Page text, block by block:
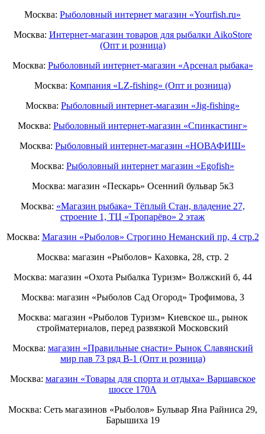
Москва: Рыболовный интернет магазин «Yourfish.ru»
Москва: Интернет-магазин товаров для рыбалки AikoStore
(Опт и розница)
Москва: Рыболовный интернет-магазин «Арсенал рыбака»
Москва: Компания «LZ-fishing» (Опт и розница)
Москва: Рыболовный интернет-магазин «Jig-fishing»
Москва: Рыболовный интернет-магазин «Спинкастинг»
Москва: Рыболовный интернет-магазин «НОВАФИШ»
Москва: Рыболовный интернет магазин «Egofish»
Москва: магазин «Пескарь» Осенний бульвар 5к3
Москва: «Магазин рыбака» Тёплый Стан, владение 27,
строение 1, ТЦ «Тропарёво» 2 этаж
Москва: Магазин «Рыболов» Строгино Неманский пр, 4 стр.2
Москва: магазин «Рыболов» Каховка, 28, стр. 2
Москва: магазин «Охота Рыбалка Туризм» Волжский б, 44
Москва: магазин «Рыболов Сад Огород» Трофимова, 3
Москва: магазин «Рыболов Туризм» Киевское ш., рынок
стройматериалов, перед развязкой Московский
Москва: магазин «Правильные снасти» Рынок Славянский
мир пав 73 ряд B-1 (Опт и розница)
Москва: магазин «Товары для спорта и отдыха» Варшавское
шоссе 170А
Москва: Сеть магазинов «Рыболов» Бульвар Яна Райниса 29,
Барышиха 19